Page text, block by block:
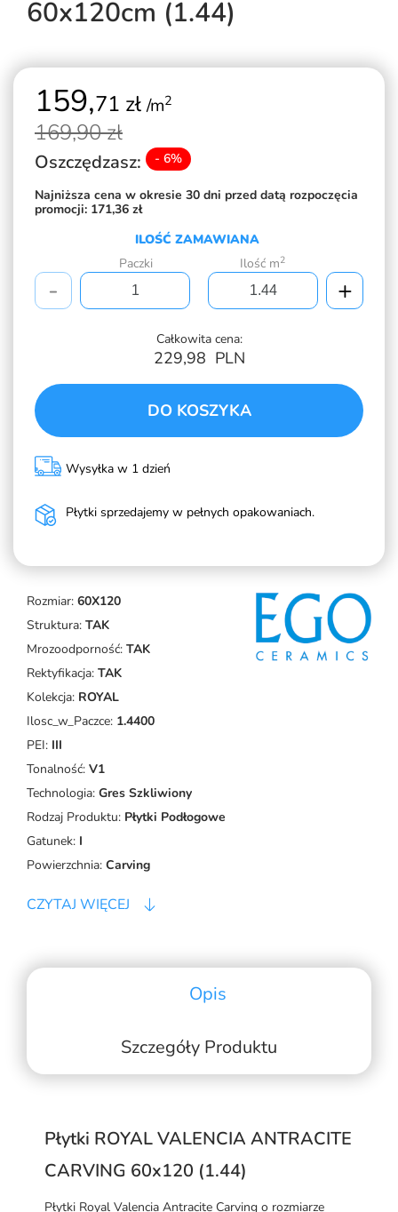
60x120cm (1.44)
Rozmiar: 60X120
Struktura: TAK
Mrozoodporność: TAK
Rektyfikacja: TAK
Kolekcja: ROYAL
Ilosc_w_Paczce: 1.4400
PEI: III
Tonalność: V1
Technologia: Gres Szkliwiony
Rodzaj Produktu: Płytki Podłogowe
Gatunek: I
Powierzchnia: Carving
CZYTAJ WIĘCEJ
159,71 zł/m2
169,90 zł
Oszczędzasz: - 6%
Najniższa cena w okresie 30 dni przed datą rozpoczęcia
promocji: 171,36 zł
ILOŚĆ ZAMAWIANA
Paczki
Ilość m2
- +
Całkowita cena:
229,98 PLN
DO KOSZYKA
Wysyłka w 1 dzień
Płytki sprzedajemy w pełnych opakowaniach.
Opis
Szczegóły Produktu
Płytki ROYAL VALENCIA ANTRACITE
CARVING 60x120 (1.44)
Płytki Royal Valencia Antracite Carving o rozmiarze